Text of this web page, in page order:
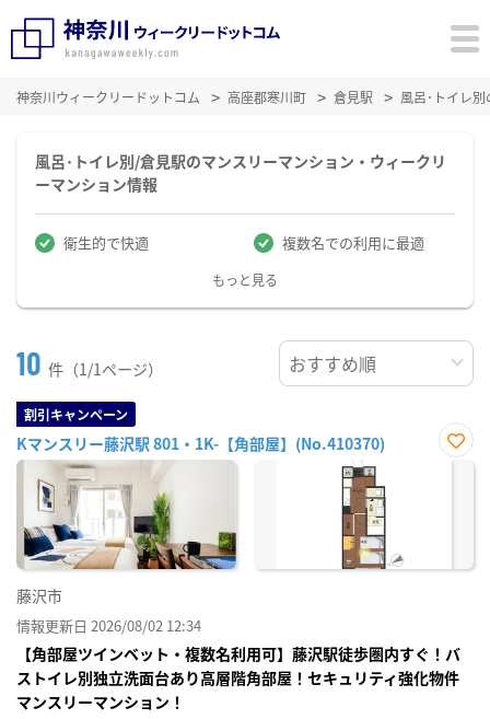
神奈川ウィークリードットコム 高座郡寒川町 倉見駅 風呂･トイレ
風呂･トイレ別/倉見駅のマンスリーマンション・ウィークリ
ーマンション情報
衛生的で快適 複数名での利用に最適
もっと見る
10 件（1/1ページ）
割引キャンペーン
Kマンスリー藤沢駅 801・1K-【角部屋】(No.410370)
お気
藤沢市
情報更新日 2026/08/02 12:34
【角部屋ツインベット・複数名利用可】藤沢駅徒歩圏内すぐ！バ
ストイレ別独立洗面台あり高層階角部屋！セキュリティ強化物件
マンスリーマンション！